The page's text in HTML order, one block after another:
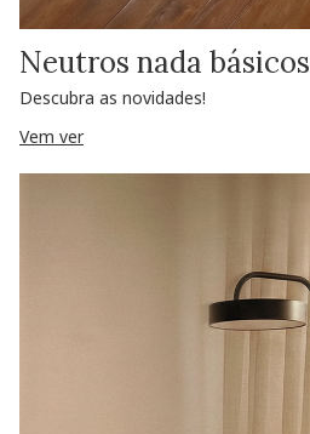
Neutros nada básicos
Descubra as novidades!
Vem ver